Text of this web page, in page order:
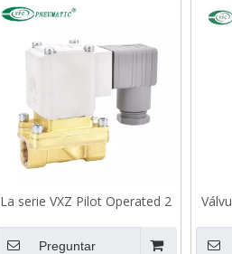
La serie VXZ Pilot Operated 2
para agua
Preguntar